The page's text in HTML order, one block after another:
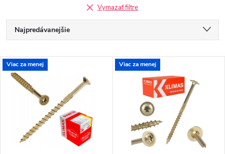
Vymazať filtre
R
a
d
Najpredávanejšie
Najlacnejšie
Najdrahšie
V
Viac za menej Viac za menej